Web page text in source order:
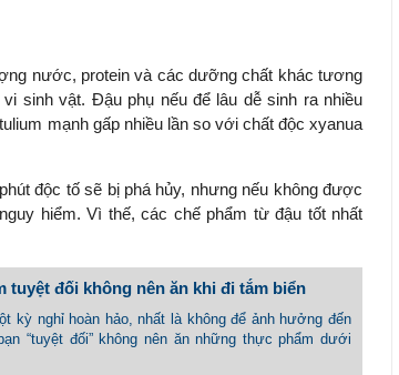
nước, protein và các dưỡng chất khác tương
sinh vật. Đậu phụ nếu để lâu dễ sinh ra nhiều
mạnh gấp nhiều lần so với chất độc xyanua
độc tố sẽ bị phá hủy, nhưng nếu không được
hiểm. Vì thế, các chế phẩm từ đậu tốt nhất
tuyệt đối không nên ăn khi đi tắm biển
kỳ nghỉ hoàn hảo, nhất là không để ảnh hưởng đến
“tuyệt đối” không nên ăn những thực phẩm dưới